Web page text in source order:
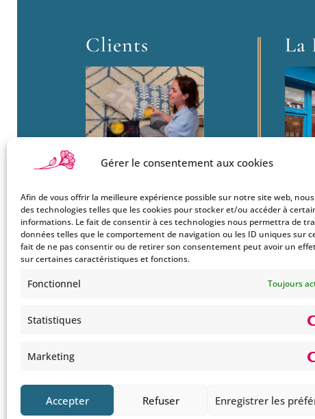
Gérer le consentement aux cookies
Afin de vous offrir la meilleure expérience possible sur notre site web,
des technologies telles que les cookies pour stocker et/ou accéder à
informations. Le fait de consentir à ces technologies nous permettra de
données telles que le comportement de navigation ou les ID uniques sur
fait de ne pas consentir ou de retirer son consentement peut avoir un
sur certaines caractéristiques et fonctions.
Fonctionnel Toujours
Statistiques
Marketing
Accepter Refuser Enregistrer les
Clients
Boutique
Mon Compte
Le Style Bohemians
La
22
Tel